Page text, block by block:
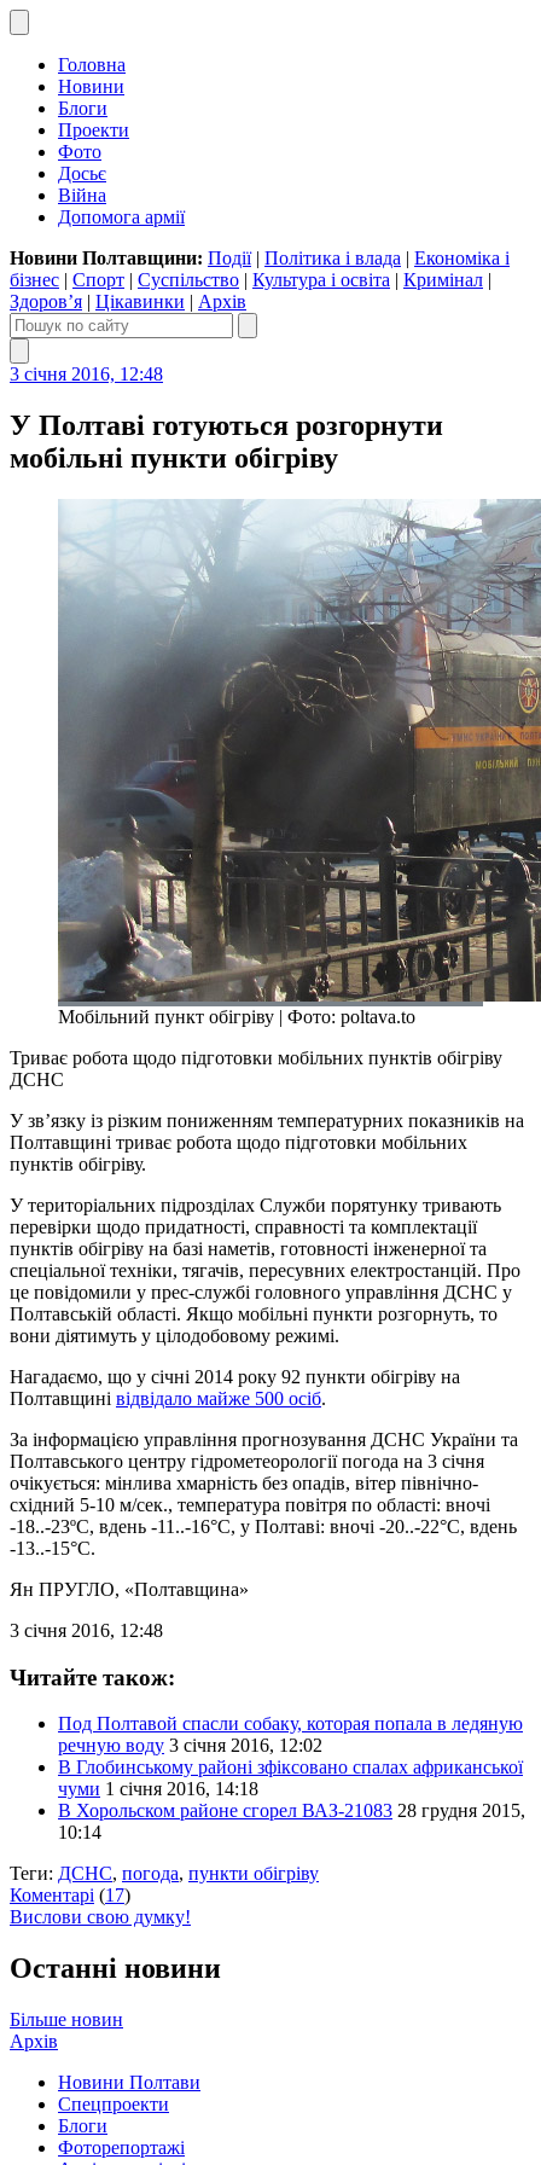
Головна
Новини
Блоги
Проекти
Фото
Досьє
Війна
Допомога армії
Новини Полтавщини: Події| Політика і влада | Економіка і
бізнес | Спорт | Суспільство | Культура і освіта | Кримінал |
Здоров’я | Цікавинки | Архів
3 січня 2016, 12:48
У Полтаві готуються розгорнути
мобільні пункти обігріву
Мобільний пункт обігріву | Фото: poltava.to
Триває робота щодо підготовки мобільних пунктів обігріву
ДСНС
У зв’язку із різким пониженням температурних показників на
Полтавщині триває робота щодо підготовки мобільних
пунктів обігріву.
У територіальних підрозділах Служби порятунку тривають
перевірки щодо придатності, справності та комплектації
пунктів обігріву на базі наметів, готовності інженерної та
спеціальної техніки, тягачів, пересувних електростанцій. Про
це повідомили у прес-службі головного управління ДСНС у
Полтавській області. Якщо мобільні пункти розгорнуть, то
вони діятимуть у цілодобовому режимі.
Нагадаємо, що у січні 2014 року 92 пункти обігріву на
Полтавщині відвідало майже 500 осіб.
За інформацією управління прогнозування ДСНС України та
Полтавського центру гідрометеорології погода на 3 січня
очікується: мінлива хмарність без опадів, вітер північно-
східний 5-10 м/сек., температура повітря по області: вночі
-18..-23ºС, вдень -11..-16°C, у Полтаві: вночі -20..-22°C, вдень
-13..-15°C.
Ян ПРУГЛО, «Полтавщина»
3 січня 2016, 12:48
Читайте також:
Под Полтавой спасли собаку, которая попала в ледяную
речную воду 3 січня 2016, 12:02
В Глобинському районі зфіксовано спалах африканської
чуми 1 січня 2016, 14:18
В Хорольском районе сгорел ВАЗ-21083 28 грудня 2015,
10:14
Теги: ДСНС, погода, пункти обігріву
Коментарі (17)
Вислови свою думку!
Останні новини
Більше новин
Архів
Новини Полтави
Спецпроекти
Блоги
Фоторепортажі